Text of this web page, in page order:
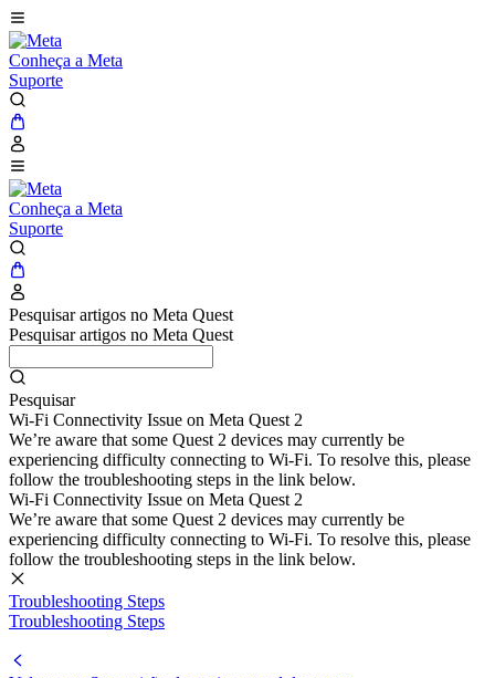
Conheça a Meta
Suporte
Conheça a Meta
Suporte
Pesquisar artigos no Meta Quest
Pesquisar artigos no Meta Quest
Pesquisar
Wi-Fi Connectivity Issue on Meta Quest 2
We’re aware that some Quest 2 devices may currently be
experiencing difficulty connecting to Wi-Fi. To resolve this, please
follow the troubleshooting steps in the link below.
Wi-Fi Connectivity Issue on Meta Quest 2
We’re aware that some Quest 2 devices may currently be
experiencing difficulty connecting to Wi-Fi. To resolve this, please
follow the troubleshooting steps in the link below.
Troubleshooting Steps
Troubleshooting Steps